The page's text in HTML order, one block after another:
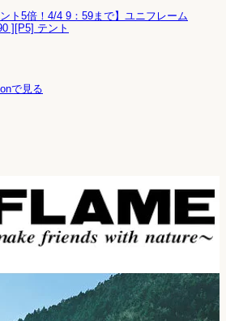
ト5倍！4/4 9：59まで】ユニフレーム
][P5] テント
で見る